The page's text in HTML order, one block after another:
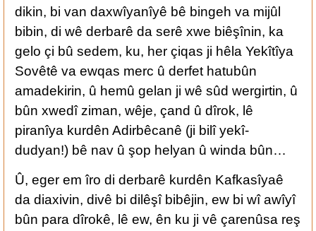
dikin, bi van daxwîyanîyê bê bingeh va mijûl
bibin, di wê derbarê da serê xwe biêşînin, ka
gelo çi bû sedem, ku, her çiqas ji hêla Yekîtîya
Sovêtê va ewqas merc û derfet hatubûn
amadekirin, û hemû gelan ji wê sûd wergirtin, û
bûn xwedî ziman, wêje, çand û dîrok, lê
piranîya kurdên Adirbêcanê (ji bilî yekî-
dudyan!) bê nav û şop helyan û winda bûn…
Û, eger em îro di derbarê kurdên Kafkasîyaê
da diaxivin, divê bi dilêşî bibêjin, ew bi wî awîyî
bûn para dîrokê, lê ew, ên ku ji vê çarenûsa reş